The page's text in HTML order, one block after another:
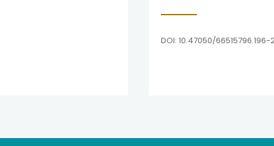
DOI: 10.47050/66515796.196-